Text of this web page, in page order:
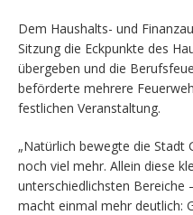
Dem Haushalts- und
Sitzung die Eckpunkte des
übergeben und die
beförderte mehrere
festlichen Veranstaltung.
„Natürlich bewegte die Stadt
noch viel mehr. Allein diese
unterschiedlichsten Bereiche
macht einmal mehr deutlich: